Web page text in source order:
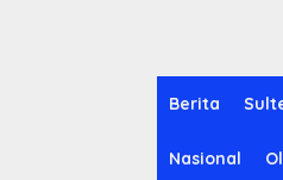
Berita
Nasional